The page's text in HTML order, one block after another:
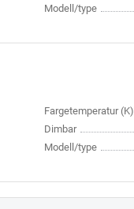
Modell/type
Fargetemperatur (K)
Dimbar
Modell/type